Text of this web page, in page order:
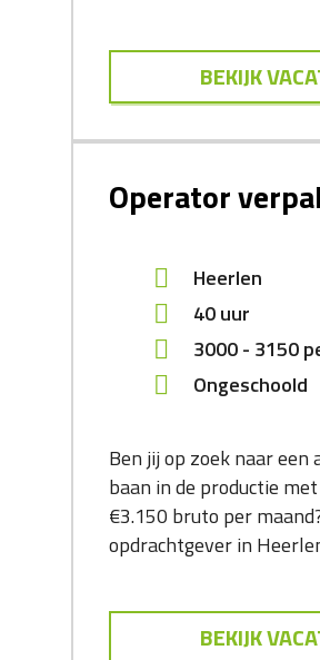
BEKIJK
Operator
Heerlen
40 uur
3000- 3150
Ongeschoold
Ben jij op zoek naar een
baan in de productie
€3.150 bruto per
opdrachtgever in
BEKIJK